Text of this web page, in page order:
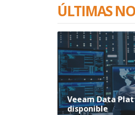
ÚLTIMAS
Veeam Data
disponible